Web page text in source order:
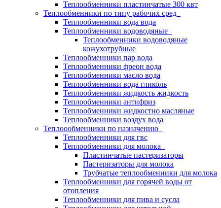
Теплообменники пластинчатые 300 квт
Теплообменники по типу рабочих сред
Теплообменники вода вода
Теплообменники водоводяные
Теплообменники водоводяные
кожухотрубные
Теплообменники пар вода
Теплообменники фреон вода
Теплообменники масло вода
Теплообменники вода гликоль
Теплообменники жидкость жидкость
Теплообменники антифриз
Теплообменники жидкостно масляные
Теплообменники воздух вода
Теплоообменники по назначению
Теплообменники для гвс
Теплообменники для молока
Пластинчатые пастеризаторы
Пастеризаторы для молока
Трубчатые теплообменники для молока
Теплообменники для горячей воды от
отопления
Теплообменники для пива и сусла